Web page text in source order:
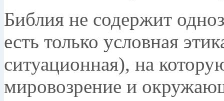
Библия не содержит
есть только условная
ситуационная), на
мировозрение и